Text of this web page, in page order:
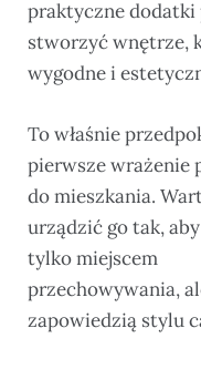
praktyczne dodatki
stworzyć wnętrze,
wygodne i
To właśnie
pierwsze wrażenie
do mieszkania.
urządzić go tak,
tylko miejscem
przechowywania,
zapowiedzią stylu